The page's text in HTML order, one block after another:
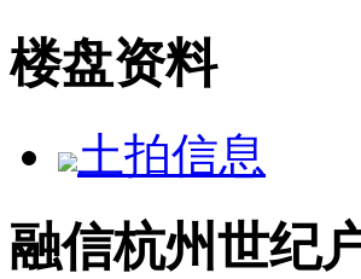
楼盘资料
土拍信息
融信杭州世纪